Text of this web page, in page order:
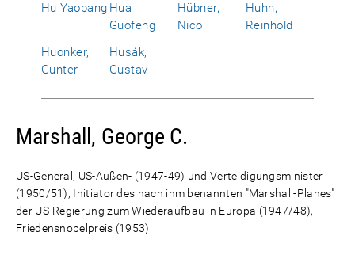
Hu Yaobang Hua
Guofeng
Hübner,
Nico
Huhn,
Reinhold
Huonker,
Gunter
Husák,
Gustav
Marshall, George C.
US-General, US-Außen- (1947-49) und Verteidigungsminister
(1950/51), Initiator des nach ihm benannten "Marshall-Planes"
der US-Regierung zum Wiederaufbau in Europa (1947/48),
Friedensnobelpreis (1953)